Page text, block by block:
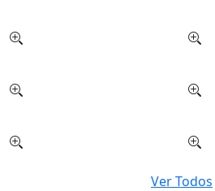
Ver Todos